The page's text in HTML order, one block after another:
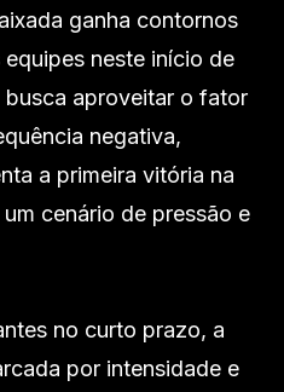
ganha contornos
neste início de
busca aproveitar o fator
negativa,
a primeira vitória na
cenário de pressão e
no curto prazo, a
por intensidade e